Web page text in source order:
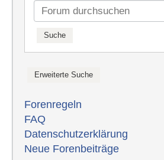
Forenregeln
FAQ
Datenschutzerklärung
Neue Forenbeiträge